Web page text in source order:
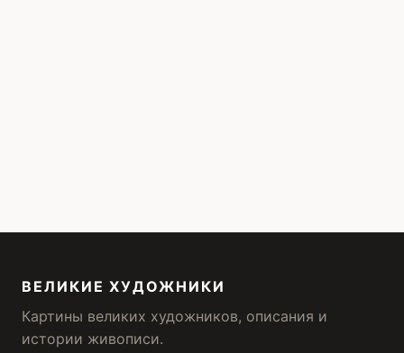
ВЕЛИКИЕ ХУДОЖНИКИ
Картины великих художников, описания и
истории живописи.